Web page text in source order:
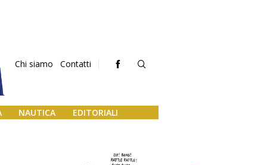
Chi siamo Contatti
NAUTICA EDITORIALI